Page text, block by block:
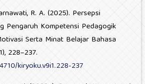
R. A. (2025). Persepsi
Pengaruh Kompetensi Pedagogik
Serta Minat Belajar Bahasa
228–237.
kiryoku.v9i1.228-237